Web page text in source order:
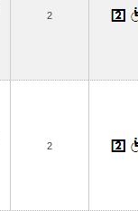
2
2